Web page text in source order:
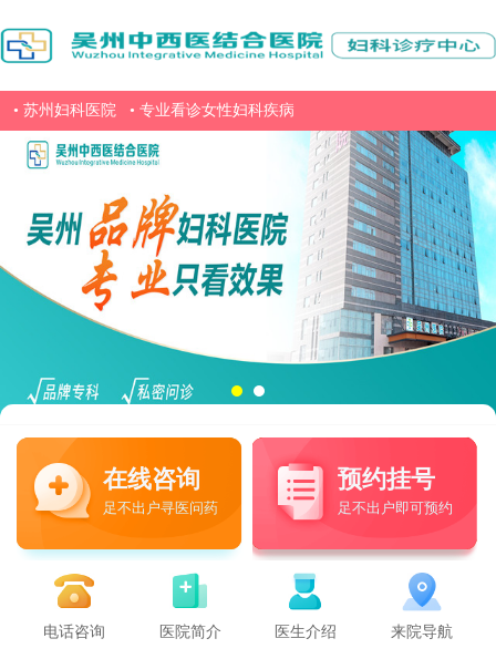
• 苏州妇科医院 • 专业看诊女性妇科疾病
在线咨询
足不出户寻医问药
预约挂号
足不出户即可预约
电话咨询 医院简介 医生介绍 来院导航